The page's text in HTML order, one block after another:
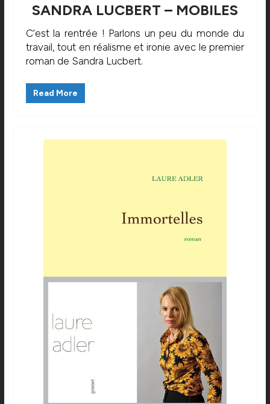
SANDRA LUCBERT – MOBILES
C’est la rentrée ! Parlons un peu du monde du
travail, tout en réalisme et ironie avec le premier
roman de Sandra Lucbert.
Read More